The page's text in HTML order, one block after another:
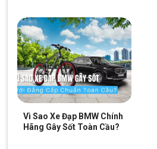
Vì Sao Xe Đạp BMW Chính
Hãng Gây Sốt Toàn Cầu?